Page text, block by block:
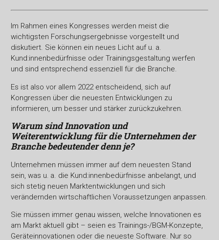
Im Rahmen eines Kongresses werden meist die
wichtigsten Forschungsergebnisse vorgestellt und
diskutiert. Sie können ein neues Licht auf u. a.
Kund:innenbedürfnisse oder Trainingsgestaltung werfen
und sind entsprechend essenziell für die Branche.
Es ist also vor allem 2022 entscheidend, sich auf
Kongressen über die neuesten Entwicklungen zu
informieren, um besser und stärker zurückzukehren.
Warum sind Innovation und
Weiterentwicklung für dieUnternehmen der
Branche bedeutender denn je?
Unternehmen müssen immer auf dem neuesten Stand
sein, was u. a. die Kund:innenbedürfnisse anbelangt, und
sich stetig neuen Marktentwicklungen und sich
verändernden wirtschaftlichen Voraussetzungen anpassen.
Sie müssen immer genau wissen, welche Innovationen es
am Markt aktuell gibt – seien es Trainings-/BGM-Konzepte,
Geräteinnovationen oder die neueste Software. Nur so